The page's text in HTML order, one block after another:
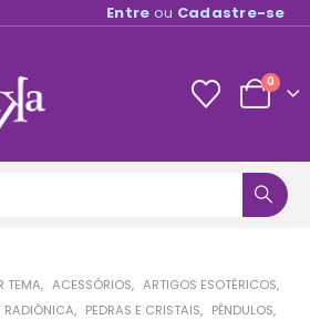
Entre ou Cadastre-se
0
TEMA, ACESSÓRIOS, ARTIGOS ESOTÉRICOS,
RADIÔNICA, PEDRAS E CRISTAIS, PÊNDULOS,